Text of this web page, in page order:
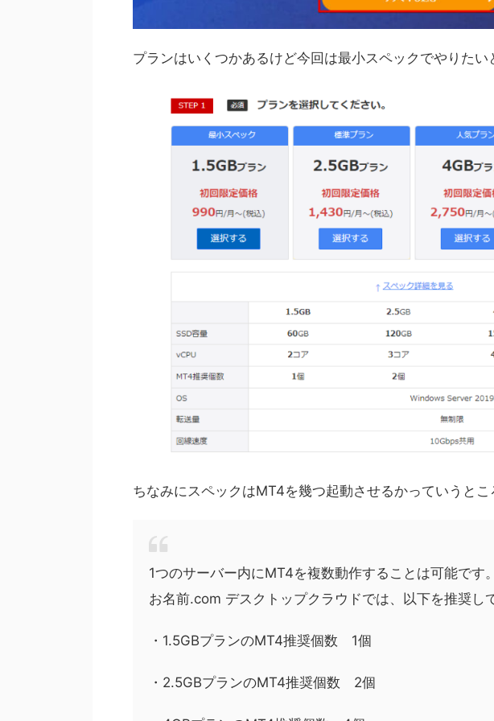
プランはいくつかあるけど今回は最小スペックでやりたい
ちなみにスペックはMT4を幾つ起動させるかっていうとこ
1つのサーバー内にMT4を複数動作することは可能です。
お名前.com デスクトップクラウドでは、以下を推奨し
・1.5GBプランのMT4推奨個数 1個
・2.5GBプランのMT4推奨個数 2個